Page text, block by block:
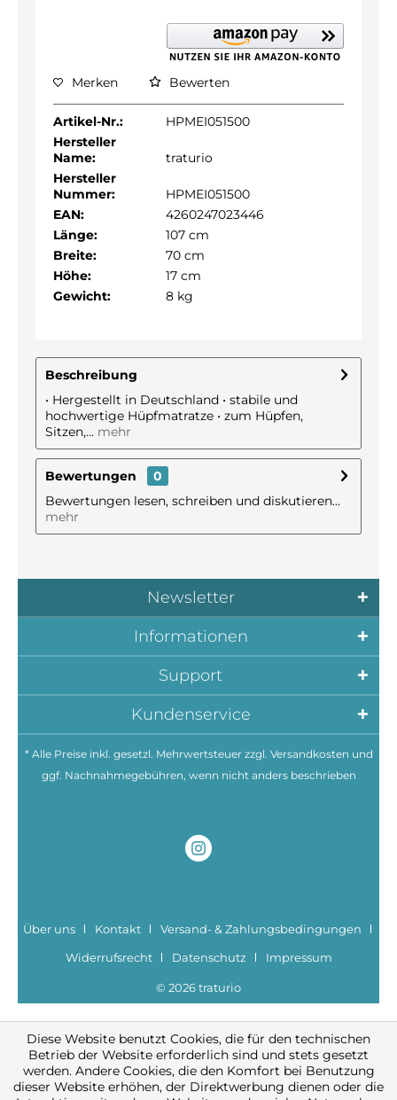
Merken Bewerten
Artikel-Nr.:
HPMEI051500
Hersteller
Name:
traturio
Hersteller
Nummer:
HPMEI051500
EAN:
4260247023446
Länge:
107 cm
Breite:
70 cm
Höhe:
17 cm
Gewicht:
8 kg
Beschreibung
• Hergestellt in Deutschland • stabile und
hochwertige Hüpfmatratze • zum Hüpfen,
Sitzen,... mehr
Bewertungen
0
Bewertungen lesen, schreiben und diskutieren...
mehr
Kundenservice
Support
Informationen
Newsletter
* Alle Preise inkl. gesetzl. Mehrwertsteuer zzgl. Versandkosten und
ggf. Nachnahmegebühren, wenn nicht anders beschrieben
Über uns Kontakt
Versand- & Zahlungsbedingungen
Widerrufsrecht
Datenschutz Impressum
© 2026 traturio
Diese Website benutzt Cookies, die für den technischen
Betrieb der Website erforderlich sind und stets gesetzt
werden. Andere Cookies, die den Komfort bei Benutzung
dieser Website erhöhen, der Direktwerbung dienen oder die